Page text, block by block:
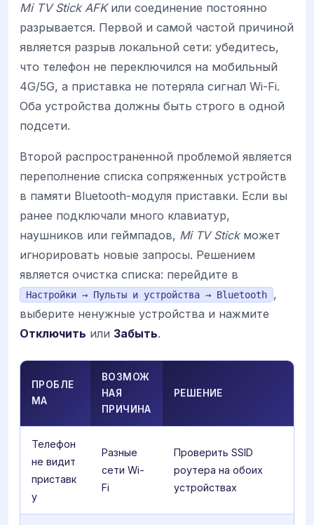
Mi TV Stick AFKили соединение постоянно
разрывается. Первой и самой частой причиной
является разрыв локальной сети: убедитесь,
что телефон не переключился на мобильный
4G/5G, а приставка не потеряла сигнал Wi-Fi.
Оба устройства должны быть строго в одной
подсети.
Второй распространенной проблемой является
переполнение списка сопряженных устройств
в памяти Bluetooth-модуля приставки. Если вы
ранее подключали много клавиатур,
наушников или геймпадов, Mi TV Stickможет
игнорировать новые запросы. Решением
является очистка списка: перейдите в
Настройки → Пульты и устройства → Bluetooth
,
выберите ненужные устройства и нажмите
Отключить или Забыть.
ПРОБЛЕ
МА
ВОЗМОЖ
НАЯ
ПРИЧИНА
РЕШЕНИЕ
Телефон
не видит
приставк
у
Разные
сети Wi-
Fi
Проверить SSID
роутера на обоих
устройствах